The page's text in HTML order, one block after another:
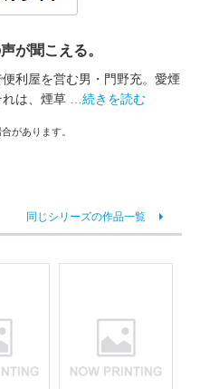
が聞こえる。
利屋を営む男・門野充。愛煙
は、煙草
…続きを読む
があります。
同じシリーズの作品一覧